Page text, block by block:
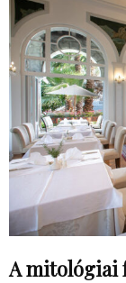
A mitológiai